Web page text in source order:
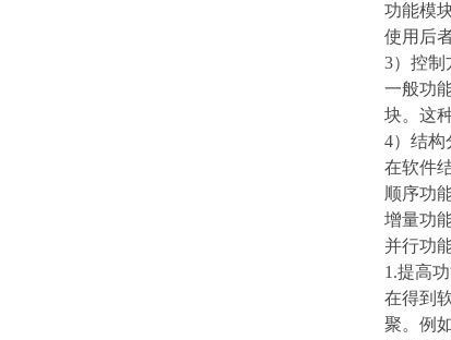
功能模
使用后
3）控制
一般功
块。这
4）结构
在软件
顺序功
增量功
并行功
1.提高
在得到
聚。例